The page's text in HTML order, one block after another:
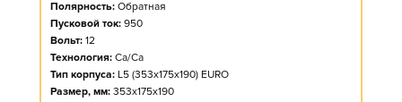
Полярность: Обратная
Пусковой ток: 950
Вольт: 12
Технология: Ca/Ca
Тип корпуса: L5 (353x175x190) EURO
Размер, мм: 353x175x190